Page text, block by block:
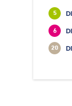
5
6
20